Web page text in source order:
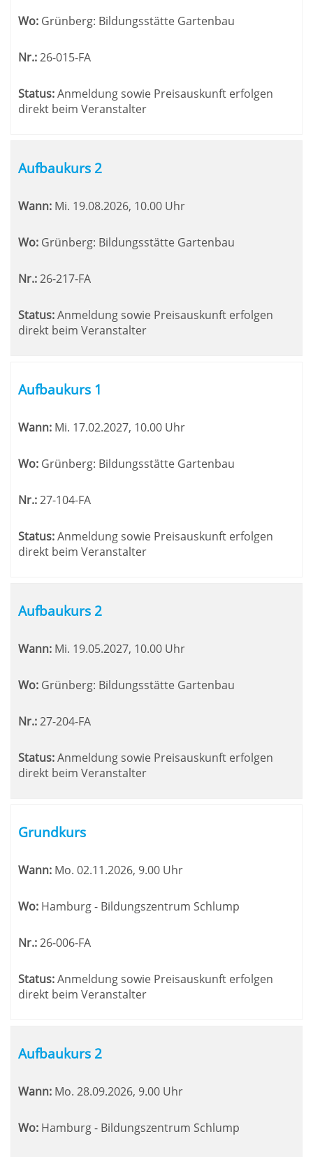
Wo: Grünberg: Bildungsstätte Gartenbau
Nr.:26-015-FA
Status:Anmeldung sowie Preisauskunft erfolgen
direkt beim Veranstalter
Aufbaukurs 2
Wann: Mi. 19.08.2026, 10.00 Uhr
Wo: Grünberg: Bildungsstätte Gartenbau
Nr.:26-217-FA
Status:Anmeldung sowie Preisauskunft erfolgen
direkt beim Veranstalter
Aufbaukurs 1
Wann: Mi. 17.02.2027, 10.00 Uhr
Wo: Grünberg: Bildungsstätte Gartenbau
Nr.:27-104-FA
Status:Anmeldung sowie Preisauskunft erfolgen
direkt beim Veranstalter
Aufbaukurs 2
Wann: Mi. 19.05.2027, 10.00 Uhr
Wo: Grünberg: Bildungsstätte Gartenbau
Nr.:27-204-FA
Status:Anmeldung sowie Preisauskunft erfolgen
direkt beim Veranstalter
Grundkurs
Wann: Mo. 02.11.2026, 9.00 Uhr
Wo: Hamburg - Bildungszentrum Schlump
Nr.:26-006-FA
Status:Anmeldung sowie Preisauskunft erfolgen
direkt beim Veranstalter
Aufbaukurs 2
Wann: Mo. 28.09.2026, 9.00 Uhr
Wo: Hamburg - Bildungszentrum Schlump